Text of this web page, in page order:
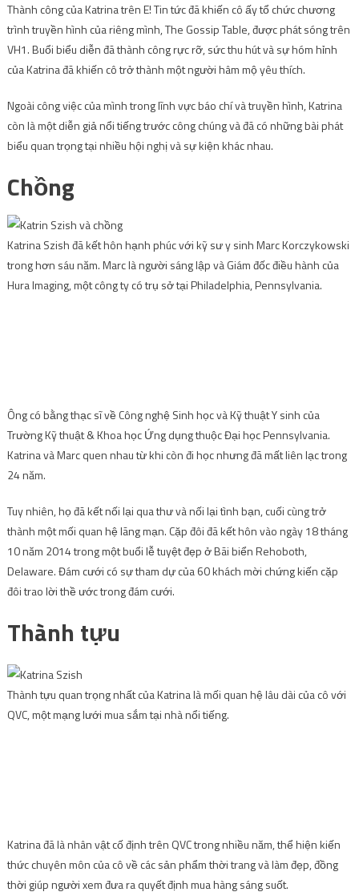
Thành công của Katrina trên E! Tin tức đã khiến cô ấy tổ chức chương
trình truyền hình của riêng mình, The Gossip Table, được phát sóng trên
VH1. Buổi biểu diễn đã thành công rực rỡ, sức thu hút và sự hóm hỉnh
của Katrina đã khiến cô trở thành một người hâm mộ yêu thích.
Ngoài công việc của mình trong lĩnh vực báo chí và truyền hình, Katrina
còn là một diễn giả nổi tiếng trước công chúng và đã có những bài phát
biểu quan trọng tại nhiều hội nghị và sự kiện khác nhau.
Chồng
Katrina Szish đã kết hôn hạnh phúc với kỹ sư y sinh Marc Korczykowski
trong hơn sáu năm. Marc là người sáng lập và Giám đốc điều hành của
Hura Imaging, một công ty có trụ sở tại Philadelphia, Pennsylvania.
Ông có bằng thạc sĩ về Công nghệ Sinh học và Kỹ thuật Y sinh của
Trường Kỹ thuật & Khoa học Ứng dụng thuộc Đại học Pennsylvania.
Katrina và Marc quen nhau từ khi còn đi học nhưng đã mất liên lạc trong
24 năm.
Tuy nhiên, họ đã kết nối lại qua thư và nối lại tình bạn, cuối cùng trở
thành một mối quan hệ lãng mạn. Cặp đôi đã kết hôn vào ngày 18 tháng
10 năm 2014 trong một buổi lễ tuyệt đẹp ở Bãi biển Rehoboth,
Delaware. Đám cưới có sự tham dự của 60 khách mời chứng kiến ​​cặp
đôi trao lời thề ước trong đám cưới.
Thành tựu
Thành tựu quan trọng nhất của Katrina là mối quan hệ lâu dài của cô với
QVC, một mạng lưới mua sắm tại nhà nổi tiếng.
Katrina đã là nhân vật cố định trên QVC trong nhiều năm, thể hiện kiến ​​
thức chuyên môn của cô về các sản phẩm thời trang và làm đẹp, đồng
thời giúp người xem đưa ra quyết định mua hàng sáng suốt.